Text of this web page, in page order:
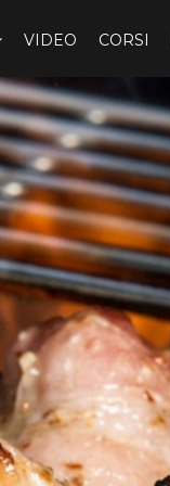
VIDEO CORSI